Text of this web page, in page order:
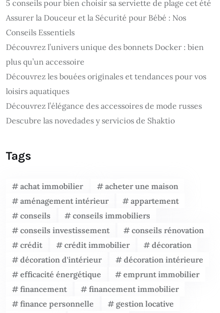
5 conseils pour bien choisir sa serviette de plage cet été
Assurer la Douceur et la Sécurité pour Bébé : Nos
Conseils Essentiels
Découvrez l’univers unique des bonnets Docker : bien
plus qu’un accessoire
Découvrez les bouées originales et tendances pour vos
loisirs aquatiques
Découvrez l’élégance des accessoires de mode russes
Descubre las novedades y servicios de Shaktio
Tags
achat immobilier
acheter une maison
aménagement intérieur
appartement
conseils
conseils immobiliers
conseils investissement
conseils rénovation
crédit
crédit immobilier
décoration
décoration d'intérieur
décoration intérieure
efficacité énergétique
emprunt immobilier
financement
financement immobilier
finance personnelle
gestion locative